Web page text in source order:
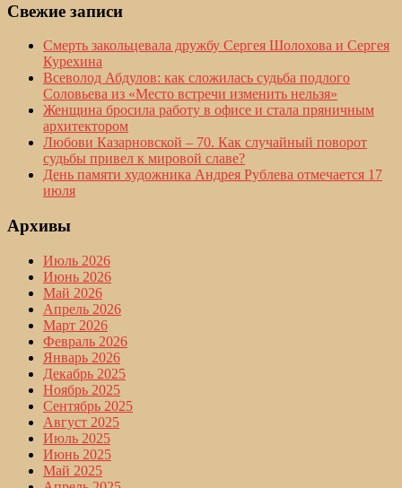
Свежие записи
Смерть закольцевала дружбу Сергея Шолохова и Сергея
Курехина
Всеволод Абдулов: как сложилась судьба подлого
Соловьева из «Место встречи изменить нельзя»
Женщина бросила работу в офисе и стала пряничным
архитектором
Любови Казарновской – 70. Как случайный поворот
судьбы привел к мировой славе?
День памяти художника Андрея Рублева отмечается 17
июля
Архивы
Июль 2026
Июнь 2026
Май 2026
Апрель 2026
Март 2026
Февраль 2026
Январь 2026
Декабрь 2025
Ноябрь 2025
Сентябрь 2025
Август 2025
Июль 2025
Июнь 2025
Май 2025